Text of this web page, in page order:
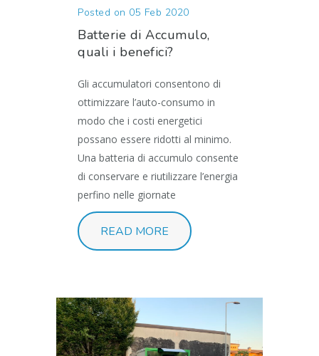
Posted on 05 Feb 2020
Batterie di Accumulo,
quali i benefici?
Gli accumulatori consentono di
ottimizzare l’auto-consumo in
modo che i costi energetici
possano essere ridotti al minimo.
Una batteria di accumulo consente
di conservare e riutilizzare l’energia
perfino nelle giornate
READ MORE